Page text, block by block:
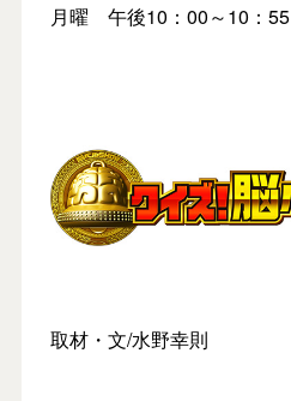
月曜 午後10：00～10：55
取材・文/水野幸則